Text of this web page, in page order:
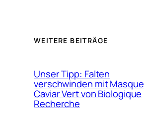
WEITERE BEITRÄGE
Unser Tipp: Falten
verschwinden mit Masque
Caviar Vert von Biologique
Recherche